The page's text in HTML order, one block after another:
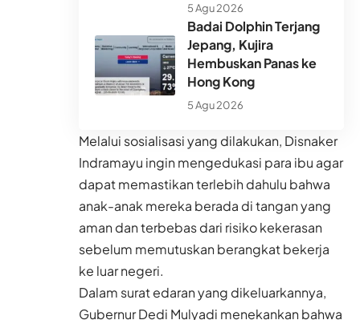
5 Agu 2026
Badai Dolphin Terjang
Jepang, Kujira
Hembuskan Panas ke
Hong Kong
5 Agu 2026
Melalui sosialisasi yang dilakukan, Disnaker
Indramayu ingin mengedukasi para ibu agar
dapat memastikan terlebih dahulu bahwa
anak-anak mereka berada di tangan yang
aman dan terbebas dari risiko kekerasan
sebelum memutuskan berangkat bekerja
ke luar negeri.
Dalam surat edaran yang dikeluarkannya,
Gubernur Dedi Mulyadi menekankan bahwa